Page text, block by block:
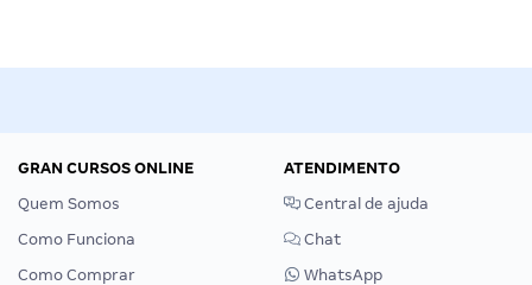
GRAN CURSOS ONLINE
Quem Somos
Como Funciona
Como Comprar
ATENDIMENTO
Central de ajuda
Chat
WhatsApp